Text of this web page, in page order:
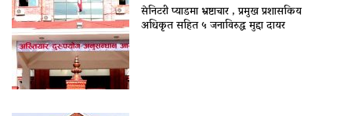
सेनिटरी प्याडमा भ्रष्टाचार , प्रमुख प्रशासकिय
अधिकृत सहित ५ जनाविरुद्ध मुद्दा दायर